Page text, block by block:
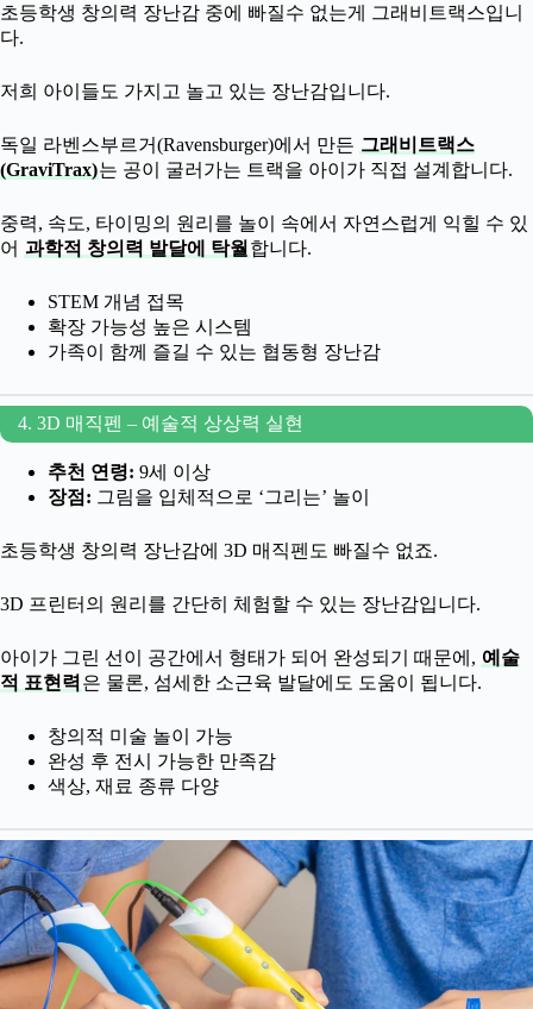
초등학생 창의력 장난감 중에 빠질수 없는게 그래비트랙스입니
다.
저희 아이들도 가지고 놀고 있는 장난감입니다.
독일 라벤스부르거(Ravensburger)에서 만든 그래비트랙스
(GraviTrax)는 공이 굴러가는 트랙을 아이가 직접 설계합니다.
중력, 속도, 타이밍의 원리를 놀이 속에서 자연스럽게 익힐 수 있
어 과학적 창의력 발달에 탁월 합니다.
STEM 개념 접목
확장 가능성 높은 시스템
가족이 함께 즐길 수 있는 협동형 장난감
4. 3D 매직펜 – 예술적 상상력 실현
추천 연령: 9세 이상
장점: 그림을 입체적으로 ‘그리는’ 놀이
초등학생 창의력 장난감에 3D 매직펜도 빠질수 없죠.
3D 프린터의 원리를 간단히 체험할 수 있는 장난감입니다.
아이가 그린 선이 공간에서 형태가 되어 완성되기 때문에, 예술
적 표현력 은 물론, 섬세한 소근육 발달에도 도움이 됩니다.
창의적 미술 놀이 가능
완성 후 전시 가능한 만족감
색상, 재료 종류 다양